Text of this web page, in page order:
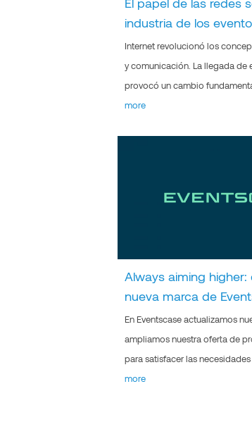
industria de los
Internet revolucionó los
y comunicación. La llegada de
provocó un cambio
more
Always aiming higher:
nueva marca de
En Eventscase actualizamos
ampliamos nuestra oferta de
para satisfacer las
more